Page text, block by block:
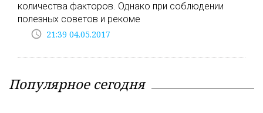
количества факторов. Однако при соблюдении
полезных советов и рекоме
access_time 21:39 04.05.2017
Популярное сегодня